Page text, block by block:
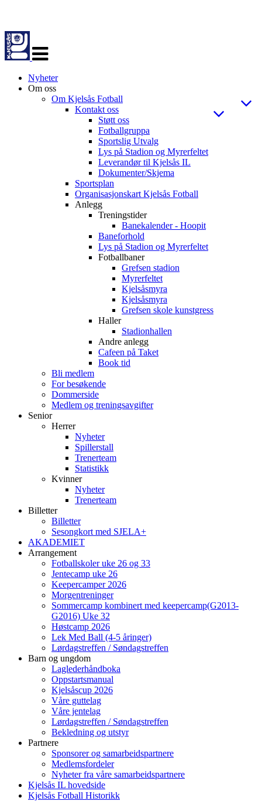
navigasjon
Nyheter
Om oss
Om Kjelsås Fotball
Kontakt oss
Støtt oss
Fotballgruppa
Sportslig Utvalg
Lys på Stadion og Myrerfeltet
Leverandør til Kjelsås IL
Dokumenter/Skjema
Sportsplan
Organisasjonskart Kjelsås Fotball
Anlegg
Treningstider
Banekalender - Hoopit
Baneforhold
Lys på Stadion og Myrerfeltet
Fotballbaner
Grefsen stadion
Myrerfeltet
Kjelsåsmyra
Kjelsåsmyra
Grefsen skole kunstgress
Haller
Stadionhallen
Andre anlegg
Cafeen på Taket
Book tid
Bli medlem
For besøkende
Dommerside
Medlem og treningsavgifter
Senior
Herrer
Nyheter
Spillerstall
Trenerteam
Statistikk
Kvinner
Nyheter
Trenerteam
Billetter
Billetter
Sesongkort med SJELA+
AKADEMIET
Arrangement
Fotballskoler uke 26 og 33
Jentecamp uke 26
Keepercamper 2026
Morgentreninger
Sommercamp kombinert med keepercamp(G2013-
G2016) Uke 32
Høstcamp 2026
Lek Med Ball (4-5 åringer)
Lørdagstreffen / Søndagstreffen
Barn og ungdom
Laglederhåndboka
Oppstartsmanual
Kjelsåscup 2026
Våre guttelag
Våre jentelag
Lørdagstreffen / Søndagstreffen
Bekledning og utstyr
Partnere
Sponsorer og samarbeidspartnere
Medlemsfordeler
Nyheter fra våre samarbeidspartnere
Kjelsås IL hovedside
Kjelsås Fotball Historikk